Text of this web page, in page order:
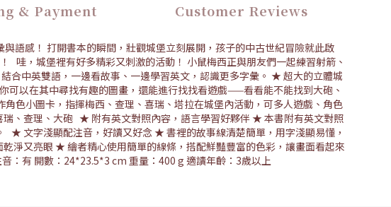
& Payment Customer Reviews
語感！ 打開書本的瞬間，壯觀城堡立刻展開，孩子的中古世紀冒險就此啟
哇，城堡裡有好多精彩又刺激的活動！ 小鼠梅西正與朋友們一起練習射箭、
中英雙語，一邊看故事、一邊學習英文，認識更多字彙。 ★ 超大的立體城
以在其中尋找有趣的圖畫，還能進行找找看遊戲——看看能不能找到大砲、
色小圖卡，指揮梅西、查理、喜瑞、塔拉在城堡內活動，可多人遊戲、角色
、查理、大砲 ★ 附有英文對照內容，語言學習好夥伴 ★ 本書附有英文對照
★ 文字淺顯配注音，好讀又好念 ★ 書裡的故事線清楚簡單，用字淺顯易懂，
淨又亮眼 ★ 繪者精心使用簡單的線條，搭配鮮豔豐富的色彩，讓畫面看起來
：有 開數：24*23.5*3 cm 重量：400 g 適讀年齡：3歲以上